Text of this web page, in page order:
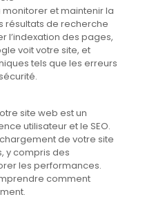
et maintenir la
résultats de recherche
l’indexation des pages,
voit votre site, et
tels que les erreurs
site web est un
utilisateur et le SEO.
de votre site
y compris des
les performances.
comment